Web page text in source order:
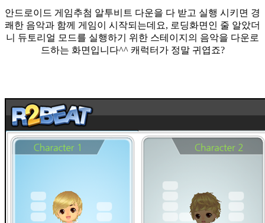
안드로이드 게임추첨 알투비트 다운을 다 받고 실행 시키면 경
쾌한 음악과 함께 게임이 시작되는데요, 로딩화면인 줄 알았더
니 듀토리얼 모드를 실행하기 위한 스테이지의 음악을 다운로
드하는 화면입니다^^ 캐럭터가 정말 귀엽죠?